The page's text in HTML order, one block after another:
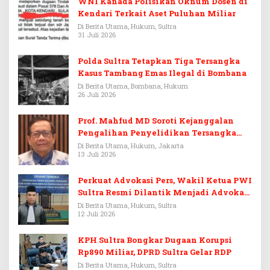
Kendari Terkait Aset Puluhan Miliar
Di Berita Utama, Hukum, Sultra
31 Juli 2026
Polda Sultra Tetapkan Tiga Tersangka
Kasus Tambang Emas Ilegal di Bombana
Di Berita Utama, Bombana, Hukum
26 Juli 2026
Prof. Mahfud MD Soroti Kejanggalan
Pengalihan Penyelidikan Tersangka
Febrie Adriansyah
Di Berita Utama, Hukum, Jakarta
13 Juli 2026
Perkuat Advokasi Pers, Wakil Ketua PWI
Sultra Resmi Dilantik Menjadi Advokat
PERADI
Di Berita Utama, Hukum, Sultra
12 Juli 2026
KPH Sultra Bongkar Dugaan Korupsi
Rp890 Miliar, DPRD Sultra Gelar RDP
Di Berita Utama, Hukum, Sultra